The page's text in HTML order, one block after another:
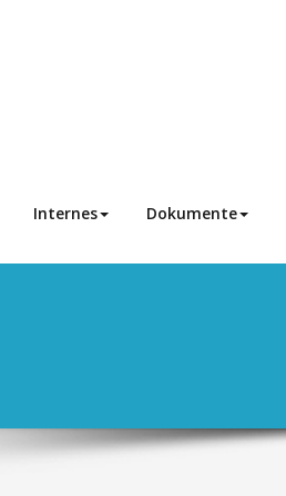
Internes Dokumente